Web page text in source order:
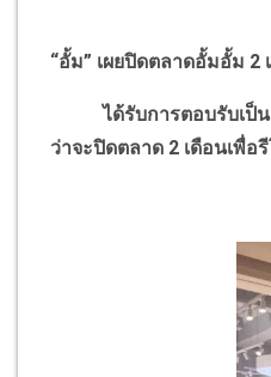
“อั้ม” เผยปิดตลาดอั้มอั้ม
ได้รับการตอบรับเป็น
ว่าจะปิดตลาด 2 เดือนเพื่อ